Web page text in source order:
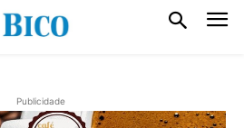
Publicidade